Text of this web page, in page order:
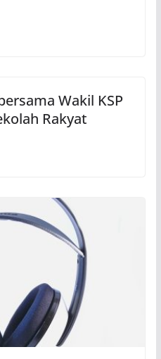
Wakil KSP
Rakyat